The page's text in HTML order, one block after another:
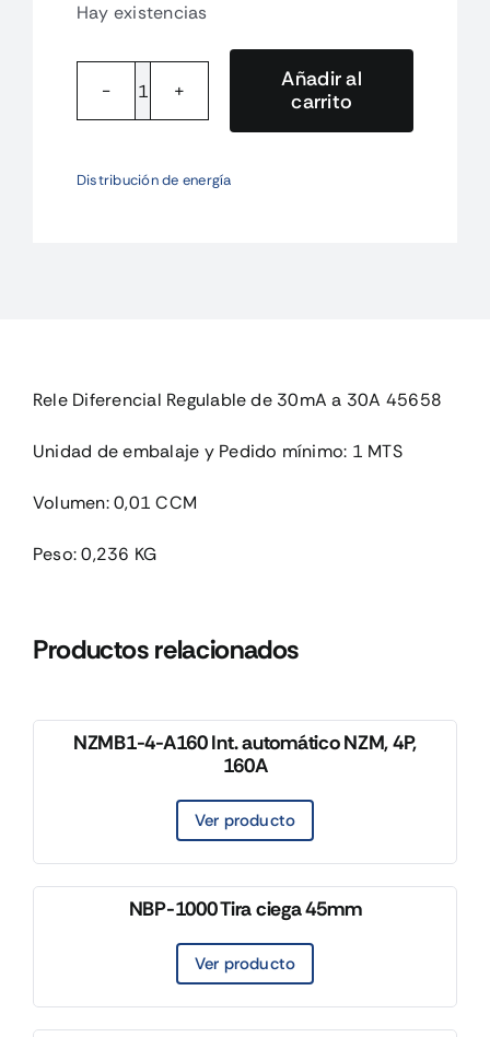
Hay existencias
RGU-
Rele
Añadir al
carrito
Distribución de energía
Rele Diferencial Regulable de 30mA a 30A 45658
Unidad de embalaje y Pedido mínimo: 1 MTS
Volumen: 0,01 CCM
Peso: 0,236 KG
Productos relacionados
NZMB1-4-A160 Int. automático NZM, 4P,
160A
Ver producto
NBP-1000 Tira ciega 45mm
Ver producto